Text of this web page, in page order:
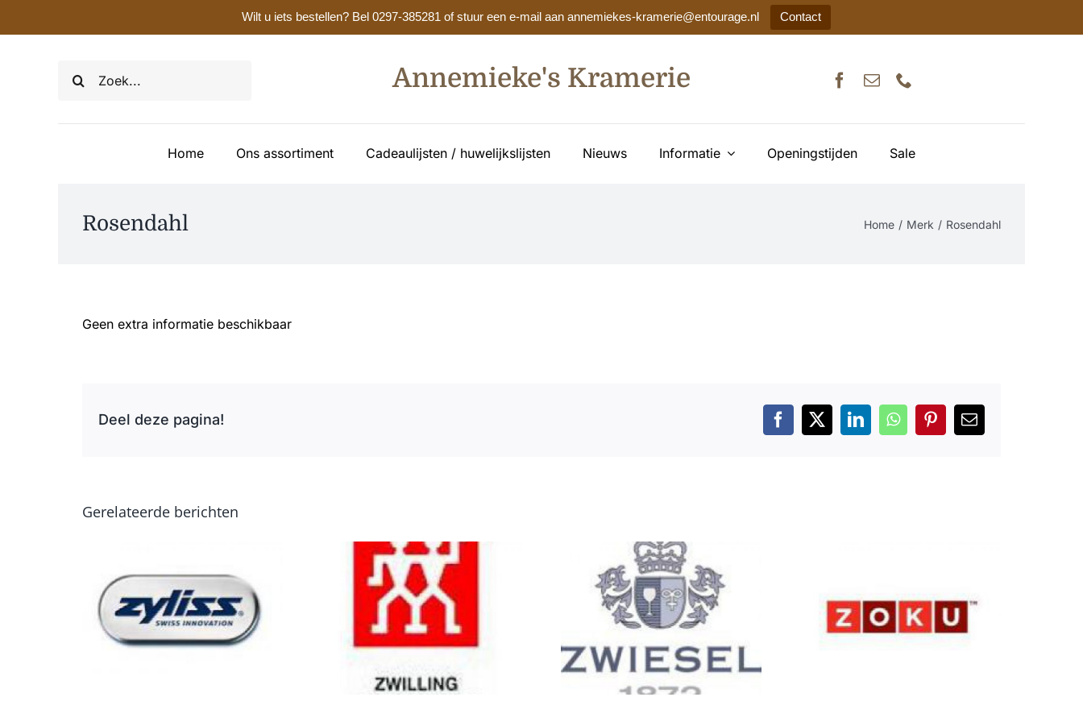
Wilt u iets bestellen? Bel 0297-385281 of stuur een e-mail aan annemiekes-kramerie@entourage.nl Contact
naar:
Annemieke's Kramerie
Home Ons assortiment Cadeaulijsten / huwelijkslijsten Nieuws Informatie Openingstijden Sale
Rosendahl Home Merk Rosendahl
Geen extra informatie beschikbaar
Deel deze pagina! Facebook
X LinkedInWhatsAppPinterest
E-
Gerelateerde berichten